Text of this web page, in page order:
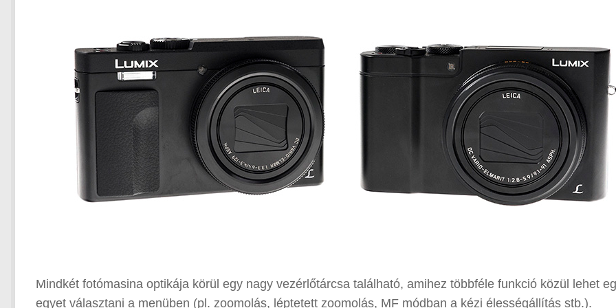
Mindkét fotómasina optikája körül egy nagy vezérlőtárcsa található, amihez többféle funkció közül lehet
egyet választani a menüben (pl. zoomolás, léptetett zoomolás, MF módban a kézi élességállítás stb.).